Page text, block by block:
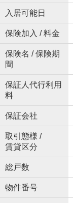
入居可能日
保険加入 / 料金
保険名 / 保険期
間
保証人代行利用
料
保証会社
取引態様 /
賃貸区分
総戸数
物件番号